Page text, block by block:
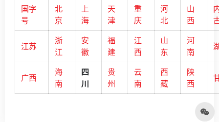
国字
号
北
京
上
海
天
津
重
庆
河
北
山
西
江苏
浙
江
安
徽
福
建
江
西
山
东
河
南
广西
海
南
四
川
贵
州
云
南
西
藏
陕
西